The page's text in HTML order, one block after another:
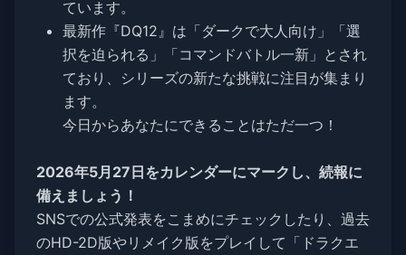
ています。
最新作『DQ12』は「ダークで大人向け」「選
択を迫られる」「コマンドバトル一新」とされ
ており、シリーズの新たな挑戦に注目が集まり
ます。
今日からあなたにできることはただ一つ！
2026年5月27日をカレンダーにマークし、続報に
備えましょう！
SNSでの公式発表をこまめにチェックしたり、過去
のHD-2D版やリメイク版をプレイして「ドラクエ